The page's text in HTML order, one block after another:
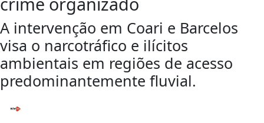
A intervenção em Coari e Barcelos
visa o narcotráfico e ilícitos
ambientais em regiões de acesso
predominantemente fluvial.